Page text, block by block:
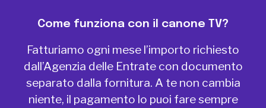
Come funziona con il canone TV?
Fatturiamo ogni mese l’importo richiesto
dall’Agenzia delle Entrate con documento
separato dalla fornitura. A te non cambia
niente, il pagamento lo puoi fare sempre